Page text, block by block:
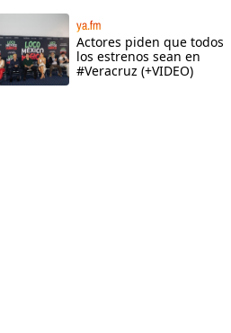
ya.fm
Actores piden que todos
los estrenos sean en
#Veracruz (+VIDEO)